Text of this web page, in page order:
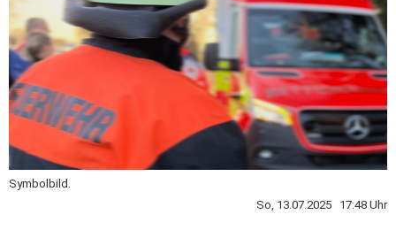
Symbolbild.
So, 13.07.2025 17:48 Uhr